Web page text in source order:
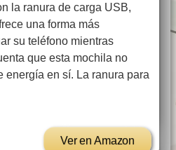
la ranura de carga USB,
una forma más
su teléfono mientras
que esta mochila no
energía en sí. La ranura para
Ver en Amazon